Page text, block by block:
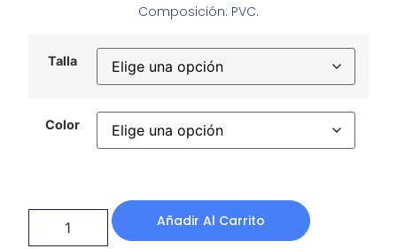
Composición: PVC.
Talla
Color
Añadir Al Carrito